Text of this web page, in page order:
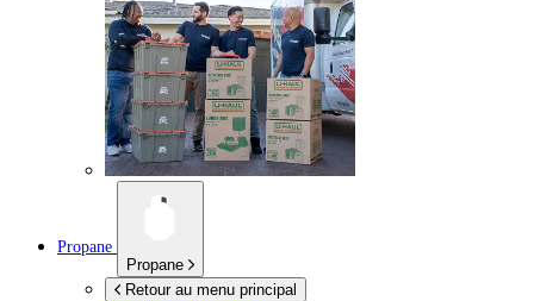
Propane
Propane
Retour au menu principal